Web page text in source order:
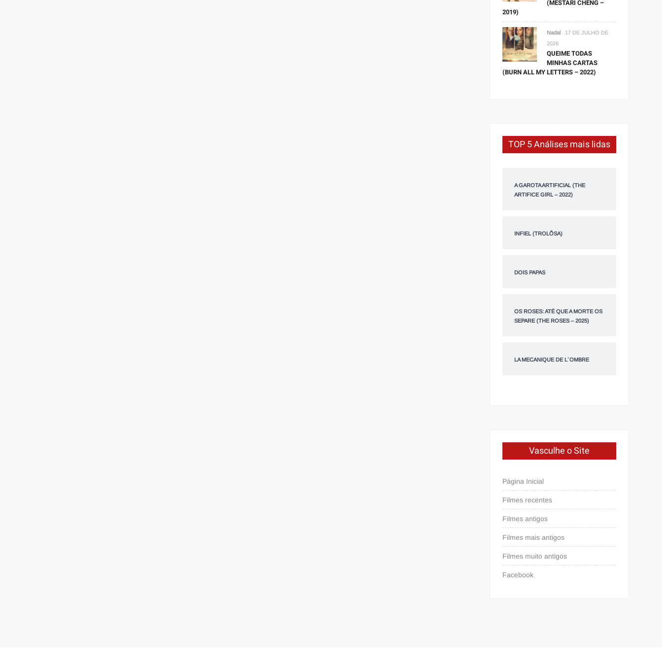
(MESTARI CHENG –
2019)
Nadal
17 DE JULHO DE
2026
QUEIME TODAS
MINHAS CARTAS
(BURN ALL MY LETTERS – 2022)
TOP 5 Análises mais lidas
A GAROTA ARTIFICIAL (THE
ARTIFICE GIRL – 2022)
INFIEL (TROLÕSA)
DOIS PAPAS
OS ROSES: ATÉ QUE A MORTE OS
SEPARE (THE ROSES – 2025)
LA MECANIQUE DE L´OMBRE
Vasculhe o Site
Página Inicial
Filmes recentes
Filmes antigos
Filmes mais antigos
Filmes muito antigos
Facebook